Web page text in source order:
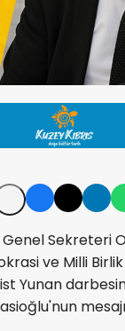
Sekreteri
ve Milli Birlik
Yunan